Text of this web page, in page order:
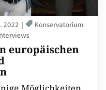
europäischen
2022
Konservatorium